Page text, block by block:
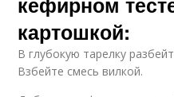
картошкой:
В глубокую тарелку
Взбейте смесь вилкой.